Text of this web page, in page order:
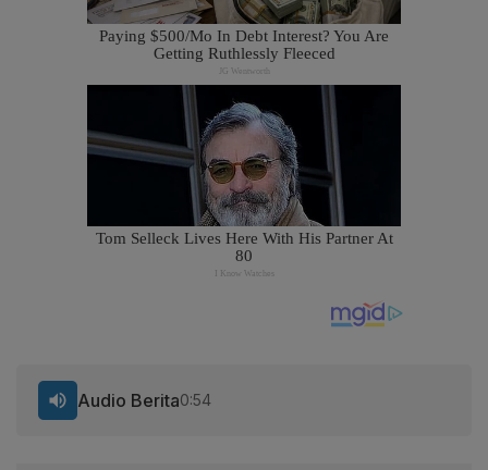
Audio Berita0:54